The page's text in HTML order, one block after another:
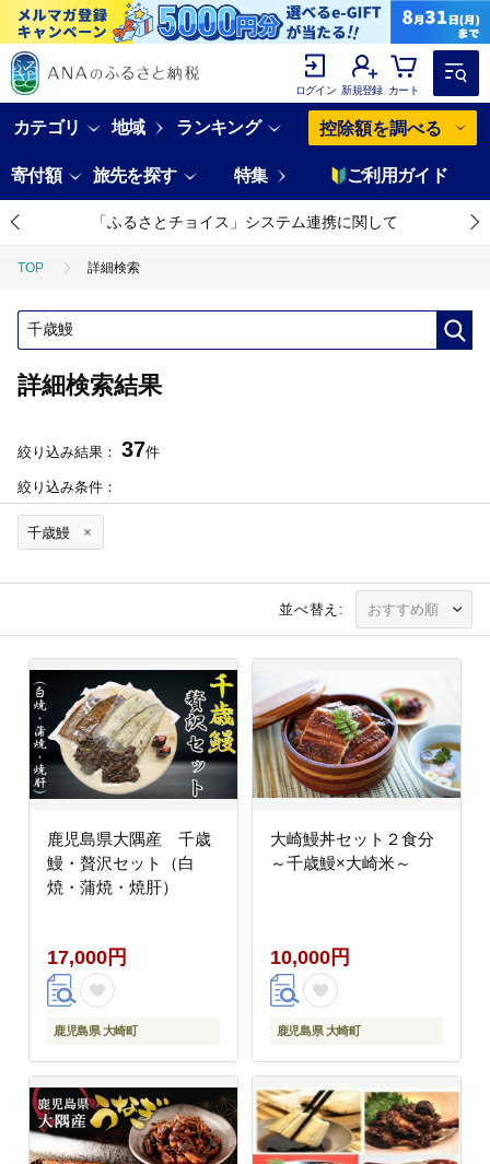
ログイン 新規登録 カート
カテゴリ 地域 ランキング 控除額を調べる
寄付額 旅先を探す 特集 ご利用ガイド
「ふるさとチョイス」システム連携に関して
TOP 詳細検索
詳細検索結果
絞り込み結果： 37件
絞り込み条件：
千歳鰻
並べ替え:
鹿児島県大隅産 千歳
鰻・贅沢セット（白
焼・蒲焼・焼肝）
17,000円
鹿児島県 大崎町
大崎鰻丼セット２食分
～千歳鰻×大崎米～
10,000円
鹿児島県 大崎町